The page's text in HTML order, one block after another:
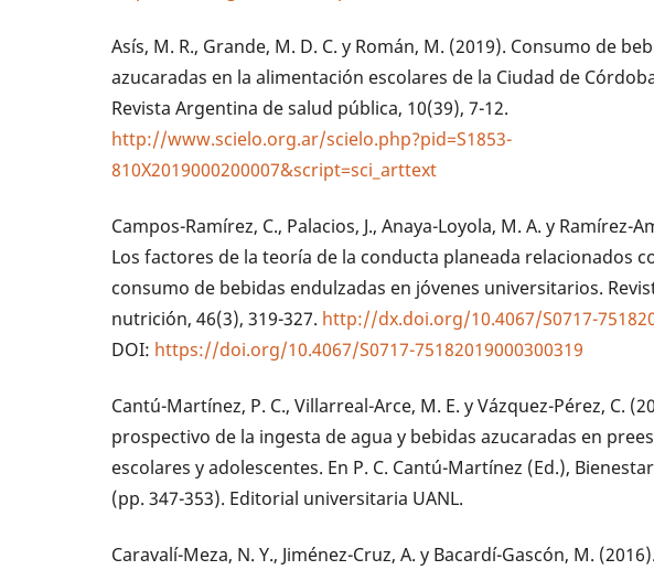
Asís, M. R., Grande, M. D. C. y Román, M. (2019). Consumo de
azucaradas en la alimentación escolares de la Ciudad de
Revista Argentina de salud pública, 10(39), 7-12.
http://www.scielo.org.ar/scielo.php?pid=S1853-
810X2019000200007&script=sci_arttext
Campos-Ramírez, C., Palacios, J., Anaya-Loyola, M. A. y Ramírez-
Los factores de la teoría de la conducta planeada relacionados
consumo de bebidas endulzadas en jóvenes universitarios.
nutrición, 46(3), 319-327. http://dx.doi.org/10.4067/S0717-
DOI: https://doi.org/10.4067/S0717-75182019000300319
Cantú-Martínez, P. C., Villarreal-Arce, M. E. y Vázquez-Pérez, C.
prospectivo de la ingesta de agua y bebidas azucaradas en
escolares y adolescentes. En P. C. Cantú-Martínez (Ed.),
(pp. 347-353). Editorial universitaria UANL.
Caravalí-Meza, N. Y., Jiménez-Cruz, A. y Bacardí-Gascón, M.